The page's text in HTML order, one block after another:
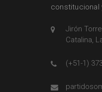
constitucional
Jirón
Catalina,
(+51-1)